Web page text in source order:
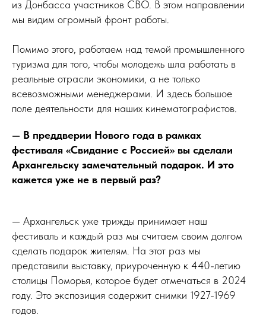
из Донбасса участников СВО. В этом направлении
мы видим огромный фронт работы.
Помимо этого, работаем над темой промышленного
туризма для того, чтобы молодежь шла работать в
реальные отрасли экономики, а не только
всевозможными менеджерами. И здесь большое
поле деятельности для наших кинематографистов.
— В преддверии Нового года в рамках
фестиваля «Свидание с Россией» вы сделали
Архангельску замечательный подарок. И это
кажется уже не в первый раз?
— Архангельск уже трижды принимает наш
фестиваль и каждый раз мы считаем своим долгом
сделать подарок жителям. На этот раз мы
представили выставку, приуроченную к 440-летию
столицы Поморья, которое будет отмечаться в 2024
году. Это экспозиция содержит снимки 1927-1969
годов.